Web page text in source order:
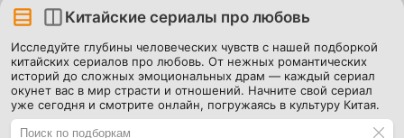
Китайские сериалы про любовь
Исследуйте глубины человеческих чувств с нашей подборкой
китайских сериалов про любовь. От нежных романтических
историй до сложных эмоциональных драм — каждый сериал
окунет вас в мир страсти и отношений. Начните свой сериал
уже сегодня и смотрите онлайн, погружаясь в культуру Китая.